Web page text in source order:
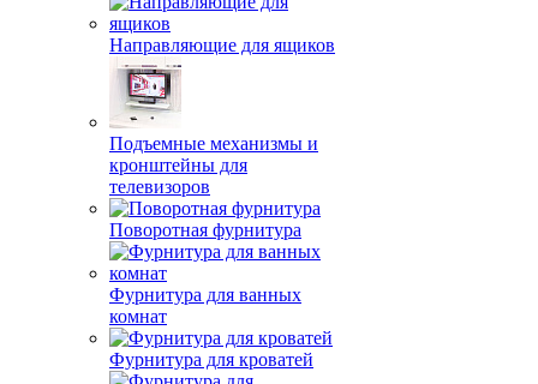
Направляющие для ящиков
Подъемные механизмы и
кронштейны для
телевизоров
Поворотная фурнитура
Фурнитура для ванных
комнат
Фурнитура для кроватей